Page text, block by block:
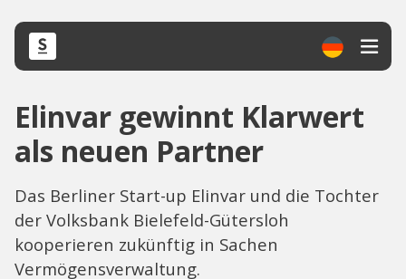
Elinvar gewinnt Klarwert
als neuen Partner
Das Berliner Start-up Elinvar und die Tochter
der Volksbank Bielefeld-Gütersloh
kooperieren zukünftig in Sachen
Vermögensverwaltung.